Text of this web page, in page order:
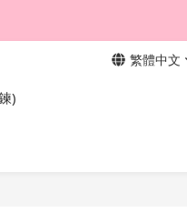
繁體中文
)